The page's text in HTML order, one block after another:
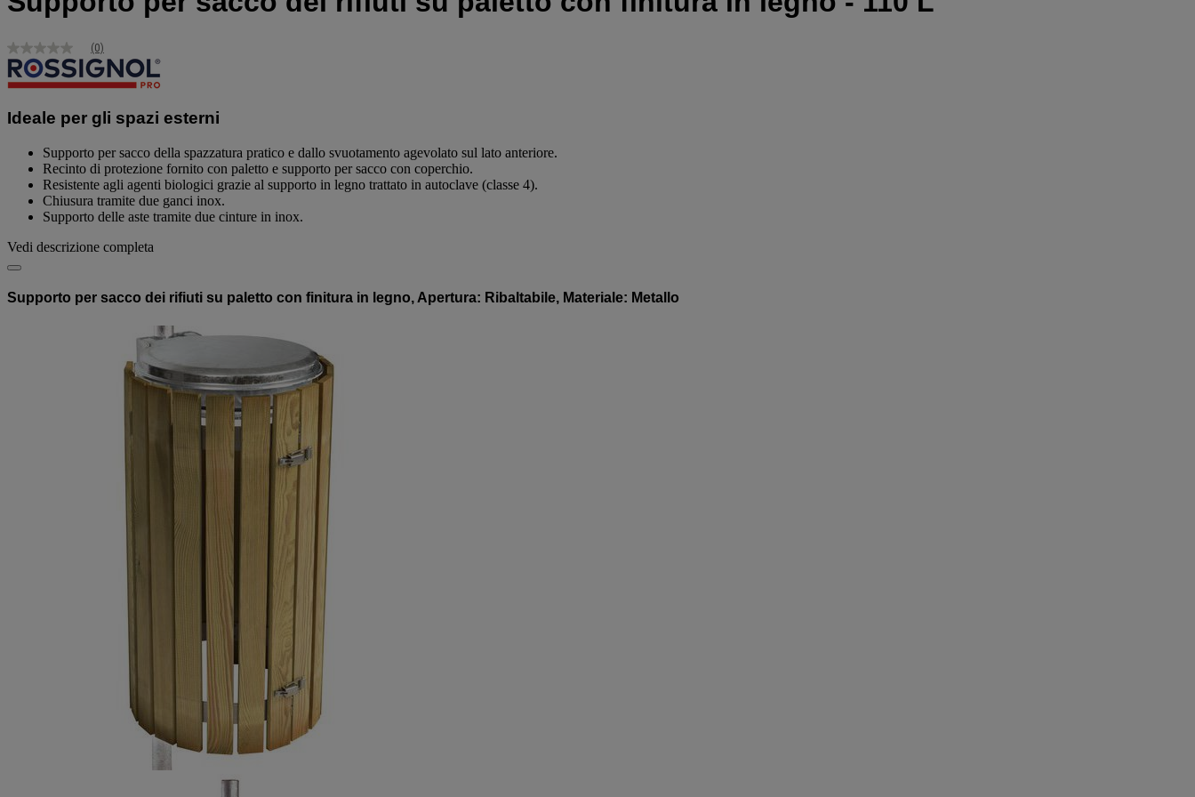
Nessuna
valutazione
Stesso
alla
pagina.
(0)
Ideale per gli spazi esterni
Supporto per sacco della spazzatura pratico e dallo svuotamento agevolato sul lato anteriore.
Recinto di protezione fornito con paletto e supporto per sacco con coperchio.
Resistente agli agenti biologici grazie al supporto in legno trattato in autoclave (classe 4).
Chiusura tramite due ganci inox.
Supporto delle aste tramite due cinture in inox.
Vedi descrizione completa
Supporto per sacco dei rifiuti su paletto con finitura in legno, Apertura: Ribaltabile, Materiale: Metallo